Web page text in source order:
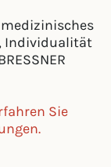
Individualität
Sie